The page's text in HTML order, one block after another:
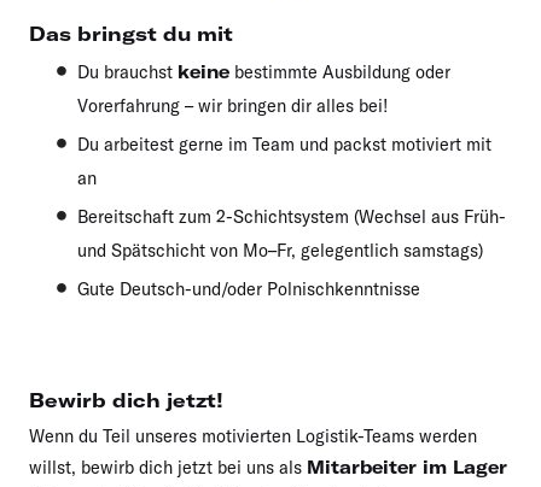
Das bringst du mit
Du brauchst keine bestimmte Ausbildung oder
Vorerfahrung – wir bringen dir alles bei!
Du arbeitest gerne im Team und packst motiviert mit
an
Bereitschaft zum 2-Schichtsystem (Wechsel aus Früh-
und Spätschicht von Mo–Fr, gelegentlich samstags)
Gute Deutsch-und/oder Polnischkenntnisse
Bewirb dich jetzt!
Wenn du Teil unseres motivierten Logistik-Teams werden
willst, bewirb dich jetzt bei uns als Mitarbeiter im Lager